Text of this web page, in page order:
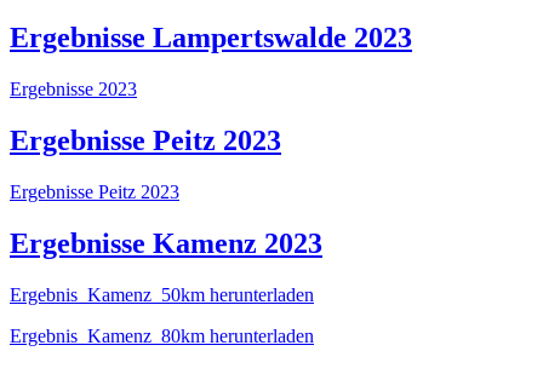
Ergebnisse Lampertswalde 2023
Ergebnisse 2023
Ergebnisse Peitz 2023
Ergebnisse Peitz 2023
Ergebnisse Kamenz 2023
Ergebnis_Kamenz_50km herunterladen
Ergebnis_Kamenz_80km herunterladen